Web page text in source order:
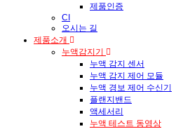
제품인증
CI
오시는 길
제품소개
누액감지기
누액 감지 센서
누액 감지 제어 모듈
누액 경보 제어 수신기
플랜지밴드
액세서리
누액 테스트 동영상